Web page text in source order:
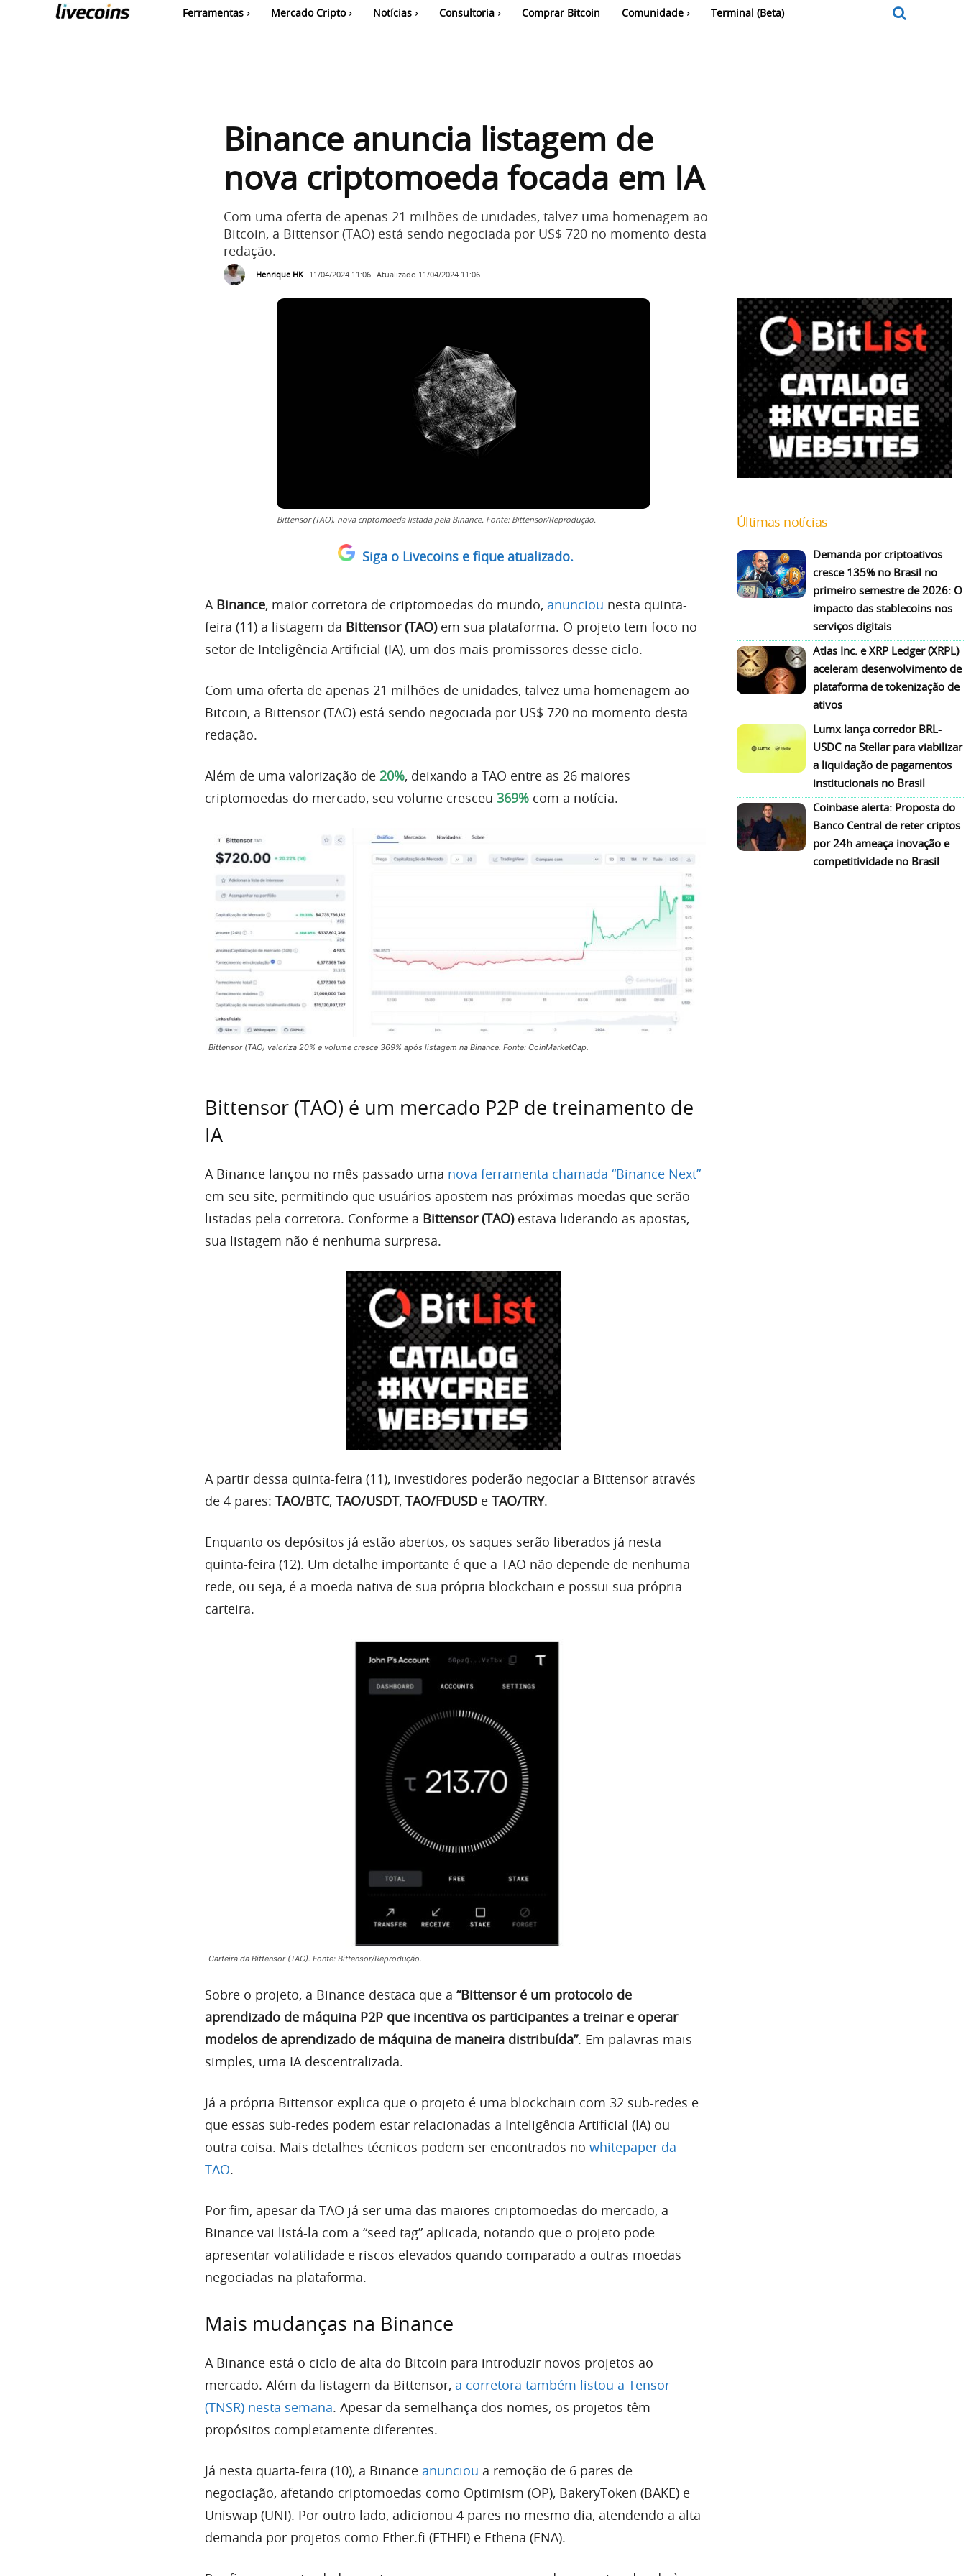
Ferramentas Mercado Cripto Notícias Consultoria Comprar Bitcoin Comunidade Terminal (Beta)
Binance anuncia listagem de
nova criptomoeda focada em IA
Com uma oferta de apenas 21 milhões de unidades, talvez uma homenagem ao
Bitcoin, a Bittensor (TAO) está sendo negociada por US$ 720 no momento desta
redação.
Henrique HK 11/04/2024 11:06 Atualizado 11/04/2024 11:06
Bittensor (TAO), nova criptomoeda listada pela Binance. Fonte: Bittensor/Reprodução.
Siga o Livecoins e fique atualizado.
A Binance, maior corretora de criptomoedas do mundo, anunciou nesta quinta-
feira (11) a listagem da Bittensor (TAO)em sua plataforma. O projeto tem foco no
setor de Inteligência Artificial (IA), um dos mais promissores desse ciclo.
Com uma oferta de apenas 21 milhões de unidades, talvez uma homenagem ao
Bitcoin, a Bittensor (TAO) está sendo negociada por US$ 720 no momento desta
redação.
Além de uma valorização de 20%, deixando a TAO entre as 26 maiores
criptomoedas do mercado, seu volume cresceu 369% com a notícia.
Bittensor (TAO) valoriza 20% e volume cresce 369% após listagem na Binance. Fonte: CoinMarketCap.
Bittensor (TAO) é um mercado P2P de treinamento de
IA
A Binance lançou no mês passado uma nova ferramenta chamada “Binance Next”
em seu site, permitindo que usuários apostem nas próximas moedas que serão
listadas pela corretora. Conforme a Bittensor (TAO)estava liderando as apostas,
sua listagem não é nenhuma surpresa.
A partir dessa quinta-feira (11), investidores poderão negociar a Bittensor através
de 4 pares: TAO/BTC, TAO/USDT, TAO/FDUSD e TAO/TRY.
Enquanto os depósitos já estão abertos, os saques serão liberados já nesta
quinta-feira (12). Um detalhe importante é que a TAO não depende de nenhuma
rede, ou seja, é a moeda nativa de sua própria blockchain e possui sua própria
carteira.
Carteira da Bittensor (TAO). Fonte: Bittensor/Reprodução.
Sobre o projeto, a Binance destaca que a “Bittensor é um protocolo de
aprendizado de máquina P2P que incentiva os participantes a treinar e operar
modelos de aprendizado de máquina de maneira distribuída”. Em palavras mais
simples, uma IA descentralizada.
Já a própria Bittensor explica que o projeto é uma blockchain com 32 sub-redes e
que essas sub-redes podem estar relacionadas a Inteligência Artificial (IA) ou
outra coisa. Mais detalhes técnicos podem ser encontrados no whitepaper da
TAO.
Por fim, apesar da TAO já ser uma das maiores criptomoedas do mercado, a
Binance vai listá-la com a “seed tag” aplicada, notando que o projeto pode
apresentar volatilidade e riscos elevados quando comparado a outras moedas
negociadas na plataforma.
Mais mudanças na Binance
A Binance está o ciclo de alta do Bitcoin para introduzir novos projetos ao
mercado. Além da listagem da Bittensor, a corretora também listou a Tensor
(TNSR) nesta semana. Apesar da semelhança dos nomes, os projetos têm
propósitos completamente diferentes.
Já nesta quarta-feira (10), a Binance anunciou a remoção de 6 pares de
negociação, afetando criptomoedas como Optimism (OP), BakeryToken (BAKE) e
Uniswap (UNI). Por outro lado, adicionou 4 pares no mesmo dia, atendendo a alta
demanda por projetos como Ether.fi (ETHFI) e Ethena (ENA).
Últimas notícias
Demanda por criptoativos
cresce 135% no Brasil no
primeiro semestre de 2026: O
impacto das stablecoins nos
serviços digitais
Atlas Inc. e XRP Ledger (XRPL)
aceleram desenvolvimento de
plataforma de tokenização de
ativos
Lumx lança corredor BRL-
USDC na Stellar para viabilizar
a liquidação de pagamentos
institucionais no Brasil
Coinbase alerta: Proposta do
Banco Central de reter criptos
por 24h ameaça inovação e
competitividade no Brasil